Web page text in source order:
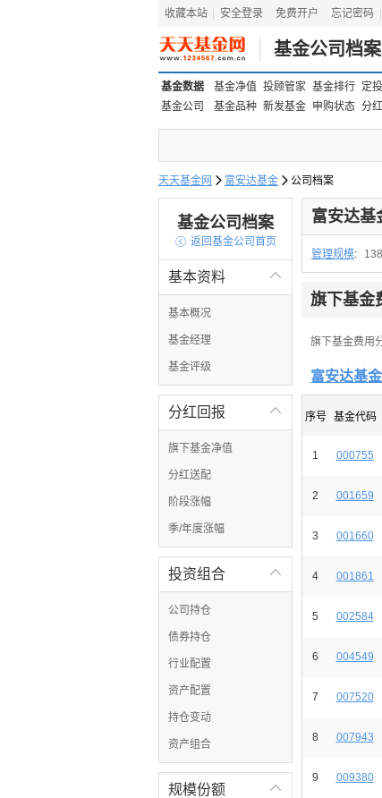
收藏本站 安全登录 免费开户 忘记密码
基金公司档案
基金数据 基金净值 投顾管家 基金排行 定投
基金公司
基金品种 新发基金 申购状态 分红
天天基金网  富安达基金  公司档案
基金公司档案
 返回基金公司首页

基本资料
基本概况
基金经理
基金评级

分红回报
旗下基金净值
分红送配
阶段涨幅
季/年度涨幅

投资组合
公司持仓
债券持仓
行业配置
资产配置
持仓变动
资产组合

规模份额
富安达基
管理规模:
旗下基金
旗下基金费用
富安达基金
序号 基金代码
1 000755
2 001659
3 001660
4 001861
5 002584
6 004549
7 007520
8 007943
9 009380